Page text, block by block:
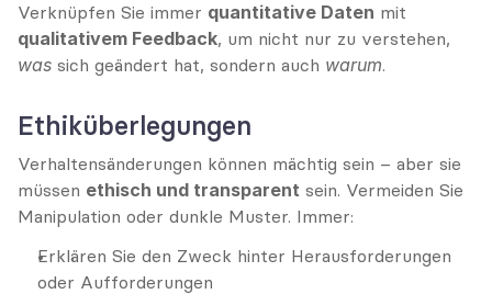
Verknüpfen Sie immer quantitative Daten
qualitativem Feedback
was sich geändert hat, sondern auch warum.
Ethiküberlegungen
Verhaltensänderungen können mächtig sein – aber sie
müssen ethisch und transparent sein. Vermeiden Sie
Manipulation oder dunkle Muster. Immer:
Erklären Sie den Zweck hinter Herausforderungen
oder Aufforderungen